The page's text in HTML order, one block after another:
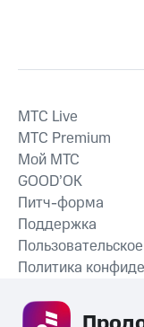
MTС Live
MTС Premium
Мой МТС
GOOD’OK
Питч-форма
Поддержка
Политика